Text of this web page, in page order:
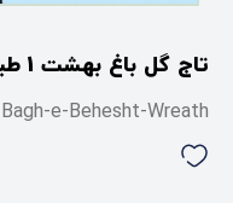
تاج گل باغ بهشت 1 طبقه
Bagh-e-Behesht-Wreath